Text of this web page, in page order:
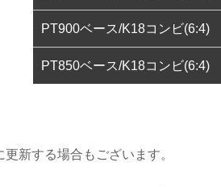
PT900ベース/K18コンビ(6:4)
PT850ベース/K18コンビ(6:4)
新する場合もございます。